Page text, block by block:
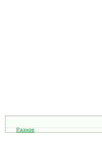
Разное